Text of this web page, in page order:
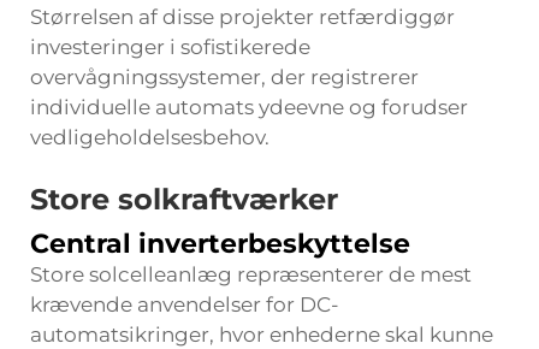
Størrelsen af disse projekter retfærdiggør
investeringer i sofistikerede
overvågningssystemer, der registrerer
individuelle automats ydeevne og forudser
vedligeholdelsesbehov.
Store solkraftværker
Central inverterbeskyttelse
Store solcelleanlæg repræsenterer de mest
krævende anvendelser for DC-
automatsikringer, hvor enhederne skal kunne